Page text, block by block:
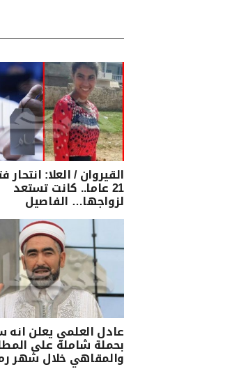
القيروان / العلا: انتحار
21 عاما.. كانت تستعد
لزواجها… الفاصيل
عادل العلمي يعلن انه
بحملة شاملة على
والمقاهي خلال شهر